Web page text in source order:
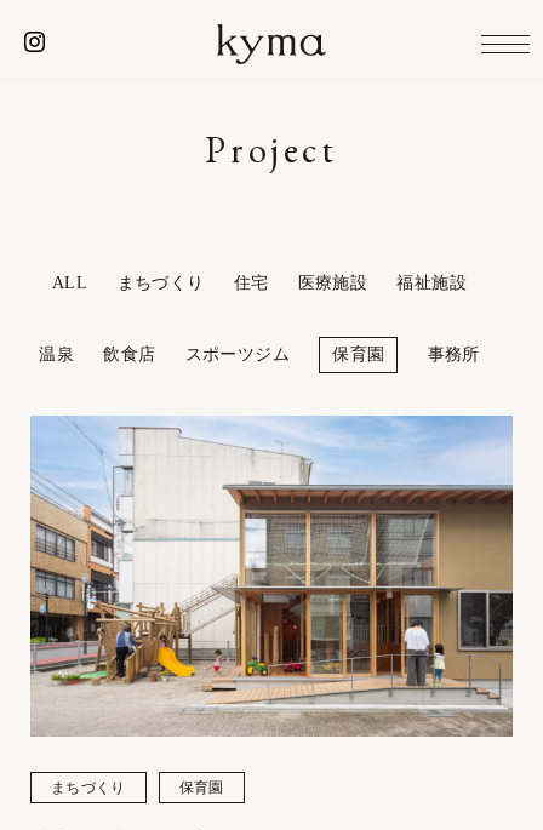
Project
ALL まちづくり 住宅 医療施設 福祉施設
温泉 飲食店 スポーツジム 保育園 事務所
まちづくり 保育園